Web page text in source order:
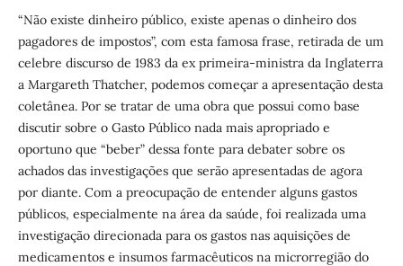
“Não existe dinheiro público, existe apenas o dinheiro dos
pagadores de impostos”, com esta famosa frase, retirada de um
celebre discurso de 1983 da ex primeira-ministra da Inglaterra
a Margareth Thatcher, podemos começar a apresentação desta
coletânea. Por se tratar de uma obra que possui como base
discutir sobre o Gasto Público nada mais apropriado e
oportuno que “beber” dessa fonte para debater sobre os
achados das investigações que serão apresentadas de agora
por diante. Com a preocupação de entender alguns gastos
públicos, especialmente na área da saúde, foi realizada uma
investigação direcionada para os gastos nas aquisições de
medicamentos e insumos farmacêuticos na microrregião do